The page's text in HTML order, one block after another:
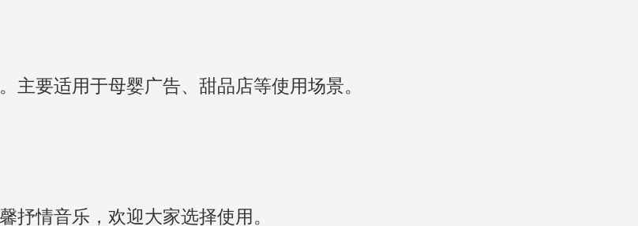
要适用于母婴广告、甜品店等使用场景。
抒情音乐，欢迎大家选择使用。